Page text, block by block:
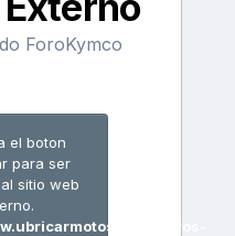
ForoKymco
el boton
para ser
sitio web
filtros-